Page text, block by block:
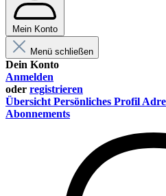
Mein Konto
Menü schließen
Dein Konto
Anmelden
oder registrieren
Übersicht Persönliches Profil
Abonnements